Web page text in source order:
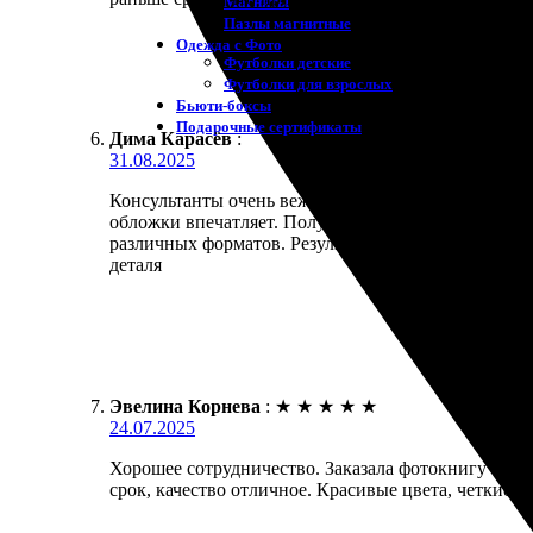
Пазлы магнитные
Одежда с Фото
Футболки детские
Футболки для взрослых
Бьюти-боксы
Подарочные сертификаты
Дима Карасёв :
31.08.2025
Консультанты очень вежливые и
обложки впечатляет. Получил готовый продукт в
различных форматов. Результат превзошел
деталя
Эвелина Корнева : ★ ★ ★ ★ ★
24.07.2025
Хорошее сотрудничество. Заказала фотокнигу
срок, качество отличное. Красивые цвета, четкие